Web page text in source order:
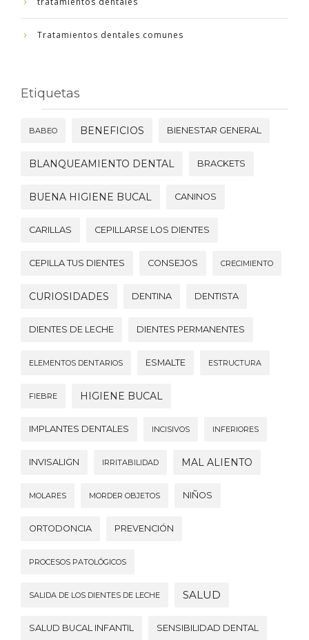
Tratamientos dentales comunes
Etiquetas
BABEO BENEFICIOS BIENESTAR GENERAL
BLANQUEAMIENTO DENTAL BRACKETS
BUENA HIGIENE BUCAL CANINOS
CARILLAS CEPILLARSE LOS DIENTES
CEPILLA TUS DIENTES CONSEJOS CRECIMIENTO
CURIOSIDADES DENTINA DENTISTA
DIENTES DE LECHE DIENTES PERMANENTES
ELEMENTOS DENTARIOS ESMALTE ESTRUCTURA
FIEBRE HIGIENE BUCAL
IMPLANTES DENTALES INCISIVOS INFERIORES
INVISALIGN IRRITABILIDAD MAL ALIENTO
MOLARES MORDER OBJETOS NIÑOS
ORTODONCIA PREVENCIÓN
PROCESOS PATOLÓGICOS
SALIDA DE LOS DIENTES DE LECHE SALUD
SALUD BUCAL INFANTIL SENSIBILIDAD DENTAL